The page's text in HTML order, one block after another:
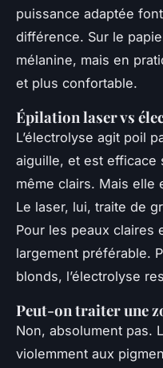
puissance adaptée
différence. Sur le
mélanine, mais en
et plus confortable.
Épilation laser vs
L’électrolyse agit poil
aiguille, et est efficace
même clairs. Mais elle
Le laser, lui, traite de
Pour les peaux claires
largement préférable.
blonds, l’électrolyse
Peut-on traiter une
Non, absolument pas.
violemment aux